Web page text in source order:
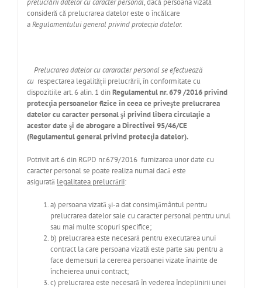
prelucrării datelor cu caracter personal, dacă persoana vizată
consideră că prelucrarea datelor este o încălcare
aRegulamentului general privind protecția datelor.
Prelucrarea datelor cu cararacter personal se efectuează
cu respectarea legalității prelucrării, în conformitate cu
dispozitiile art. 6 alin. 1 dinRegulamentul nr. 679 /2016 privind
protecţia persoanelor fizice în ceea ce priveşte prelucrarea
datelor cu caracter personal şi privind libera circulaţie a
acestor date şi de abrogare a Directivei 95/46/CE
(Regulamentul general privind protecţia datelor).
Potrivit art.6 din RGPD nr.679/2016 furnizarea unor date cu
caracter personal se poate realiza numai dacă este
asigurată legalitatea prelucrării:
a) persoana vizată şi-a dat consimţământul pentru
prelucrarea datelor sale cu caracter personal pentru unul
sau mai multe scopuri specifice;
b) prelucrarea este necesară pentru executarea unui
contract la care persoana vizată este parte sau pentru a
face demersuri la cererea persoanei vizate înainte de
încheierea unui contract;
c) prelucrarea este necesară în vederea îndeplinirii unei